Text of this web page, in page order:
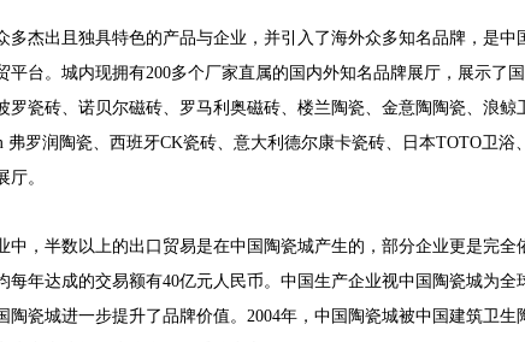
多杰出且独具特色的产品与企业，并引入了海外众多知名品牌，是
平台。城内现拥有200多个厂家直属的国内外知名品牌展厅，展示了
罗瓷砖、诺贝尔磁砖、罗马利奥磁砖、楼兰陶瓷、金意陶陶瓷、浪
罗润陶瓷、西班牙CK瓷砖、意大利德尔康卡瓷砖、日本TOTO卫
。
中，半数以上的出口贸易是在中国陶瓷城产生的，部分企业更是完
每年达成的交易额有40亿元人民币。中国生产企业视中国陶瓷城为
陶瓷城进一步提升了品牌价值。2004年，中国陶瓷城被中国建筑卫